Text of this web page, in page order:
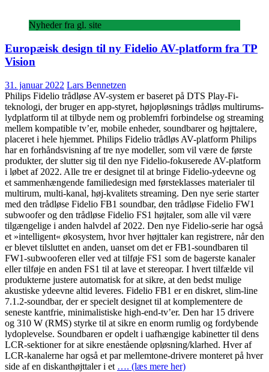
Nyheder fra gl. site
Europæisk design til ny Fidelio AV-platform fra TP
Vision
31. januar 2022 Lars Bennetzen
Philips Fidelio trådløse AV-system er baseret på DTS Play-Fi-
teknologi, der bruger en app-styret, højopløsnings trådløs multirums-
lydplatform til at tilbyde nem og problemfri forbindelse og streaming
mellem kompatible tv’er, mobile enheder, soundbarer og højttalere,
placeret i hele hjemmet. Philips Fidelio trådløs AV-platform Philips
har en forhåndsvisning af tre nye modeller, som vil være de første
produkter, der slutter sig til den nye Fidelio-fokuserede AV-platform
i løbet af 2022. Alle tre er designet til at bringe Fidelio-ydeevne og
et sammenhængende familiedesign med førsteklasses materialer til
multirum, multi-kanal, høj-kvalitets streaming. Den nye serie starter
med den trådløse Fidelio FB1 soundbar, den trådløse Fidelio FW1
subwoofer og den trådløse Fidelio FS1 højtaler, som alle vil være
tilgængelige i anden halvdel af 2022. Den nye Fidelio-serie har også
et »intelligent« økosystem, hvor hver højttaler kan registrere, når den
er blevet tilsluttet en anden, uanset om det er FB1-soundbaren til
FW1-subwooferen eller ved at tilføje FS1 som de bagerste kanaler
eller tilføje en anden FS1 til at lave et stereopar. I hvert tilfælde vil
produkterne justere automatisk for at sikre, at den bedst mulige
akustiske ydeevne altid leveres. Fidelio FB1 er en diskret, slim-line
7.1.2-soundbar, der er specielt designet til at komplementere de
seneste kantfrie, minimalistiske high-end-tv’er. Den har 15 drivere
og 310 W (RMS) styrke til at sikre en enorm rumlig og fordybende
lydoplevelse. Soundbaren er opdelt i uafhængige kabinetter til dens
LCR-sektioner for at sikre enestående opløsning/klarhed. Hver af
LCR-kanalerne har også et par mellemtone-drivere monteret på hver
side af en diskanthøjttaler i et …. (læs mere her)